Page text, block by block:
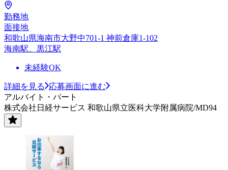
勤務地
面接地
和歌山県海南市大野中701-1 神前倉庫1-102
海南駅、黒江駅
未経験OK
詳細を見る
応募画面に進む
アルバイト・パート
株式会社日経サービス 和歌山県立医科大学附属病院/MD94